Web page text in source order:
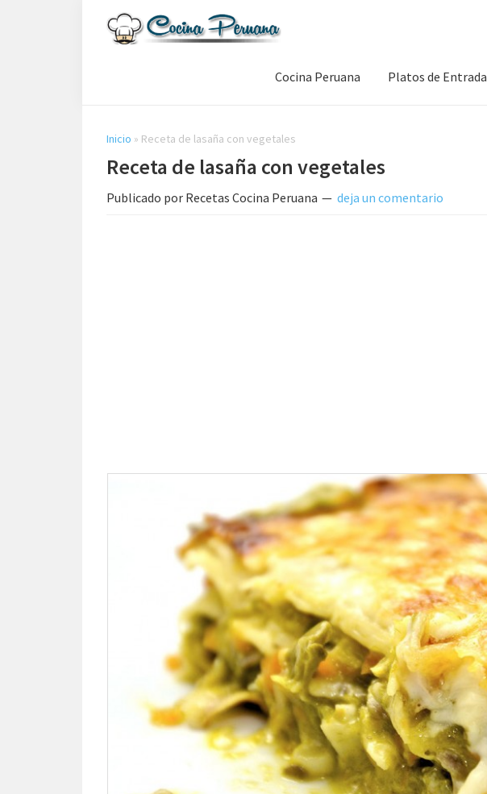
de
Comida
Peruana
Cocina Peruana Platos de Entrada
Inicio » Receta de lasaña con vegetales
Receta de lasaña con vegetales
Publicado por Recetas Cocina Peruana deja un comentario